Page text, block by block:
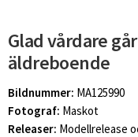
Glad vårdare
äldreboende
Bildnummer: MA125990
Fotograf: Maskot
Releaser: Modellrelease